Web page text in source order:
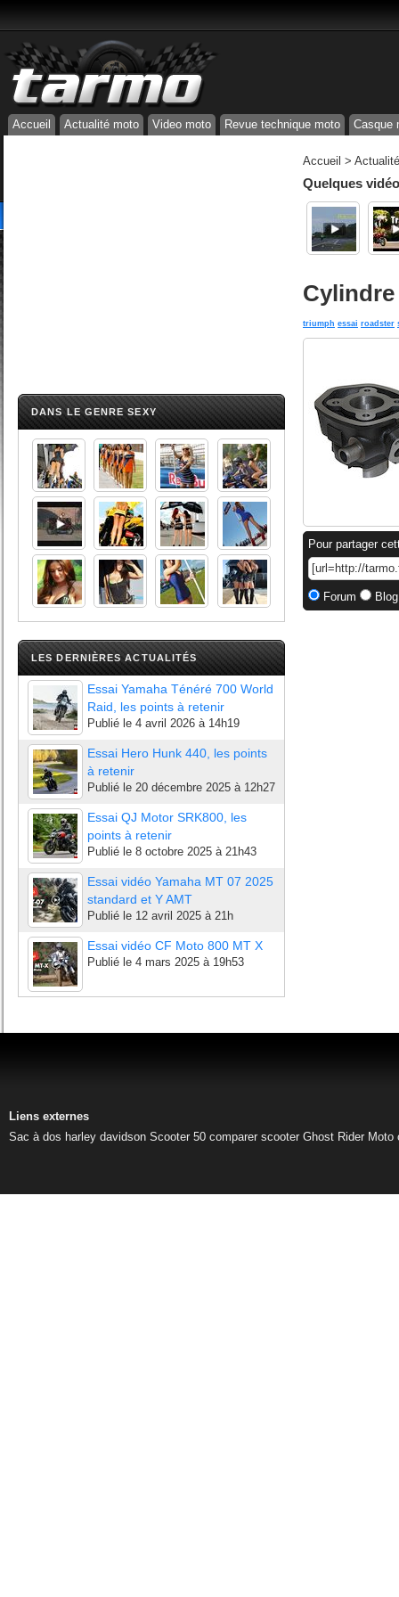
Accueil Actualité moto Video moto Revue technique moto Casque
DANS LE GENRE SEXY
LES DERNIÈRES ACTUALITÉS
Essai Yamaha Ténéré 700 World
Raid, les points à retenir
Publié le 4 avril 2026 à 14h19
Essai Hero Hunk 440, les points
à retenir
Publié le 20 décembre 2025 à 12h27
Essai QJ Motor SRK800, les
points à retenir
Publié le 8 octobre 2025 à 21h43
Essai vidéo Yamaha MT 07 2025
standard et Y AMT
Publié le 12 avril 2025 à 21h
Essai vidéo CF Moto 800 MT X
Publié le 4 mars 2025 à 19h53
Accueil >
Quelques
triumph essai roadster
Pour partager
Forum
Liens externes
Sac à dos harley davidson Scooter 50 comparer scooter Ghost Rider Moto